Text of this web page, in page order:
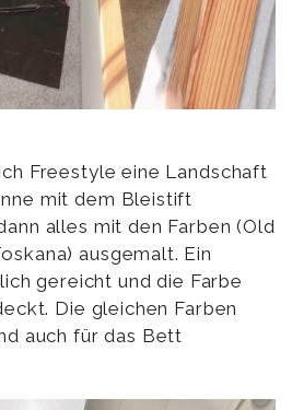
Freestyle eine Landschaft
mit dem Bleistift
alles mit den Farben (Old
ausgemalt. Ein
gereicht und die Farbe
Die gleichen Farben
auch für das Bett